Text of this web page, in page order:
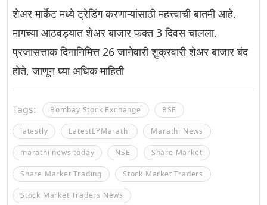
शेअर मार्केट मध्ये ट्रेडिंग करणाऱ्यांसाठी महत्त्वाची बातमी आहे.
मागच्या आठवड्यात शेअर बाजार फक्त 3 दिवस चालला.
प्रजासत्ताक दिनानिमित्त 26 जानेवारी शुक्रवारी शेअर बाजार बंद
होते, जाणून घ्या अधिक माहिती
Tags: Bombay Stock Exchange BSE
latestly LatestLYMarathi Marathi News
marathi news today NSE Share Market
Share Market Trading Stock Market Traders
Stock Market Traders News